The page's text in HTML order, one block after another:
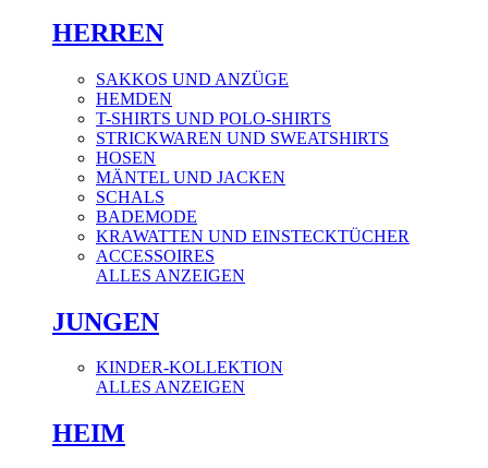
HERREN
SAKKOS UND ANZÜGE
HEMDEN
T-SHIRTS UND POLO-SHIRTS
STRICKWAREN UND SWEATSHIRTS
HOSEN
MÄNTEL UND JACKEN
SCHALS
BADEMODE
KRAWATTEN UND EINSTECKTÜCHER
ACCESSOIRES
ALLES ANZEIGEN
JUNGEN
KINDER-KOLLEKTION
ALLES ANZEIGEN
HEIM